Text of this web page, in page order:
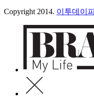
Copyright 2014. 이투데이